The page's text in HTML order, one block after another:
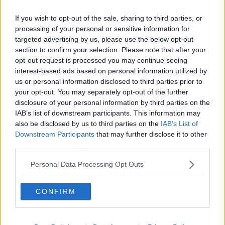
If you wish to opt-out of the sale, sharing to third parties, or
processing of your personal or sensitive information for
targeted advertising by us, please use the below opt-out
section to confirm your selection. Please note that after your
opt-out request is processed you may continue seeing
interest-based ads based on personal information utilized by
us or personal information disclosed to third parties prior to
your opt-out. You may separately opt-out of the further
disclosure of your personal information by third parties on the
IAB’s list of downstream participants. This information may
also be disclosed by us to third parties on the IAB’s List of
Downstream Participants that may further disclose it to other
Personal Data Processing Opt Outs
CONFIRM
​Il lato positivo delle cose
​Storie antiche di tempi moderni
​Quello che alle mamme non dicono
Adultescenza
Homo imbecillis
​4 anni di Blog
Quando il silenzio è aggressivo
​Il passato, questo conosciuto!
​Clima ballerino e sbalzi d’umore
La maternità
​L’uomo o l’orso?
Non hanno un amico a teatro​
​Cose che ci esauriscono
​Vespa che passione!
​Lasciate ai vostri figli il diritto di piangere
​Parole d’amore regalate al vento
​Essere genitori di un adolescente
​Saper pazientare
​Venerdì emozionalmente sostenibile